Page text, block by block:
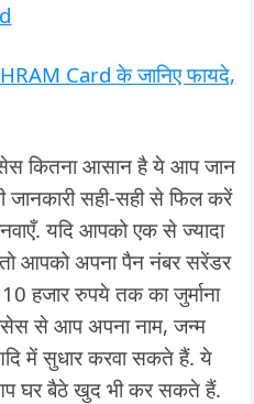
Card के जानिए फायदे,
कितना आसान है ये आप जान
सही-सही से फिल करें
यदि आपको एक से ज्यादा
आपको अपना पैन नंबर सरेंडर
हजार रुपये तक का जुर्माना
से आप अपना नाम, जन्म
में सुधार करवा सकते हैं. ये
घर बैठे खुद भी कर सकते हैं.